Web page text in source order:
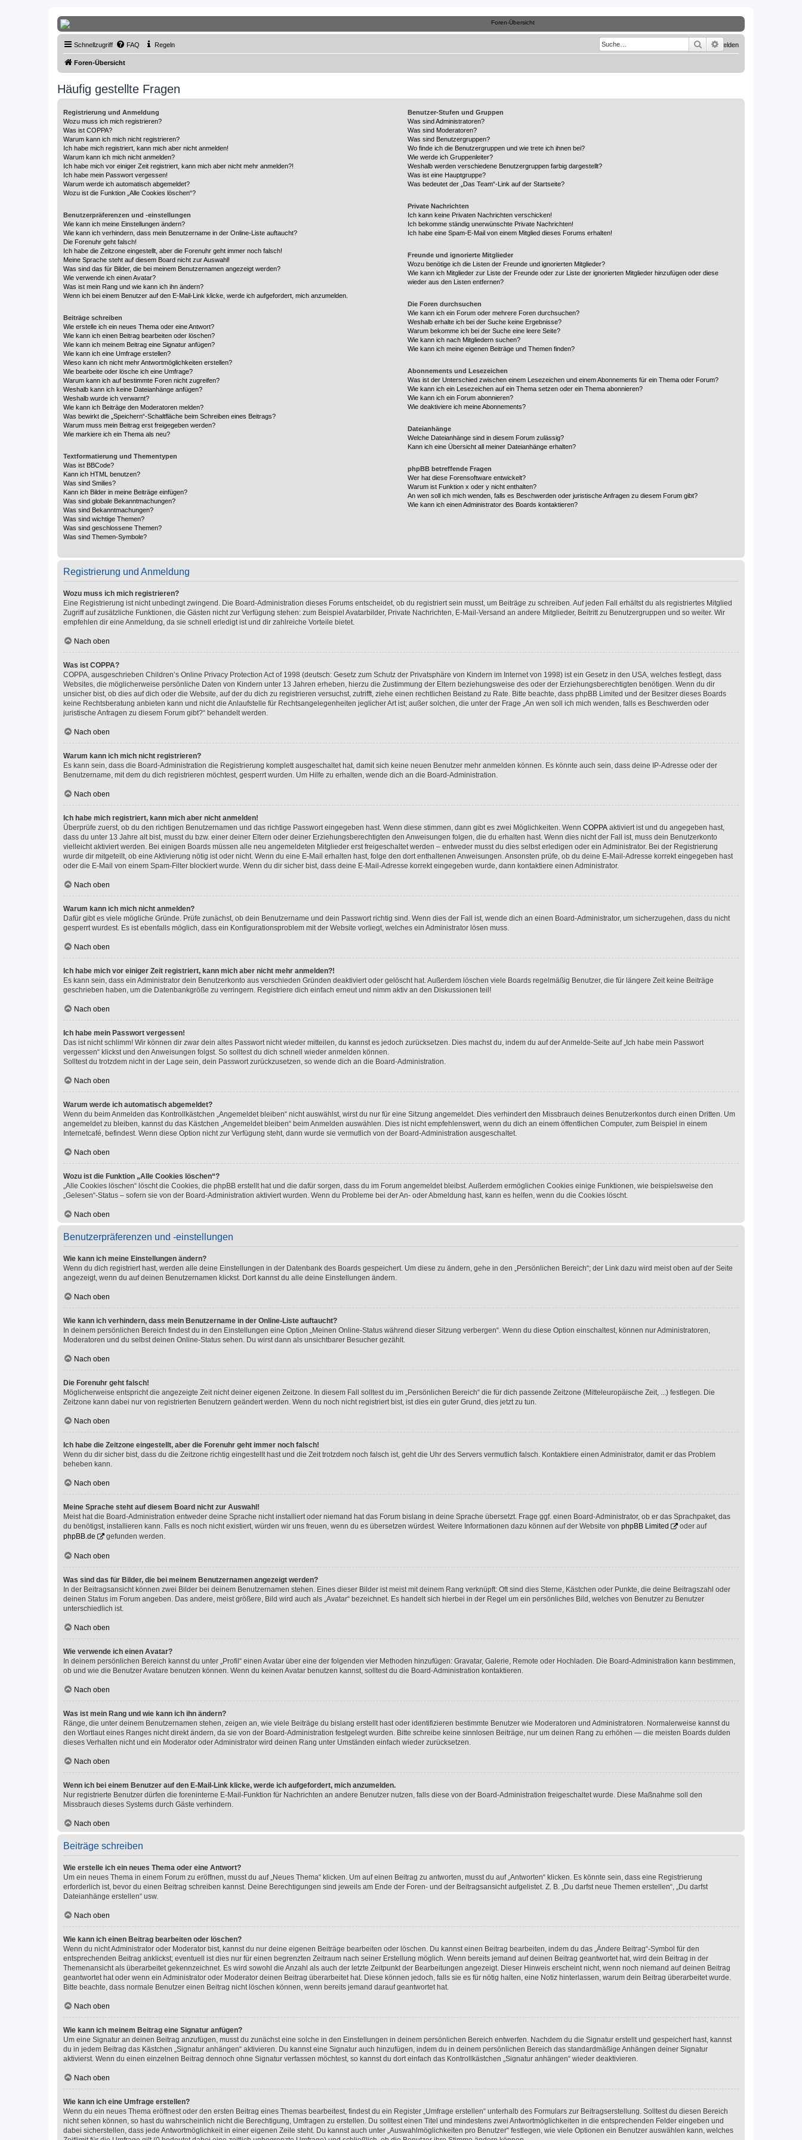
Suche Erweiterte Suche
Thailand & Isaan Forum - isaan-thai.ch
Das freundliche Forum über Thailand und den Isaan - von Membern für Member
Schnellzugriff FAQ Regeln Anmelden
Registrieren
Foren-Übersicht
Häufig gestellte Fragen
Registrierung und Anmeldung
Wozu muss ich mich registrieren?
Was ist COPPA?
Warum kann ich mich nicht registrieren?
Ich habe mich registriert, kann mich aber nicht anmelden!
Warum kann ich mich nicht anmelden?
Ich habe mich vor einiger Zeit registriert, kann mich aber nicht mehr anmelden?!
Ich habe mein Passwort vergessen!
Warum werde ich automatisch abgemeldet?
Wozu ist die Funktion „Alle Cookies löschen“?
Benutzerpräferenzen und -einstellungen
Wie kann ich meine Einstellungen ändern?
Wie kann ich verhindern, dass mein Benutzername in der Online-Liste auftaucht?
Die Forenuhr geht falsch!
Ich habe die Zeitzone eingestellt, aber die Forenuhr geht immer noch falsch!
Meine Sprache steht auf diesem Board nicht zur Auswahl!
Was sind das für Bilder, die bei meinem Benutzernamen angezeigt werden?
Wie verwende ich einen Avatar?
Was ist mein Rang und wie kann ich ihn ändern?
Wenn ich bei einem Benutzer auf den E-Mail-Link klicke, werde ich aufgefordert, mich anzumelden.
Beiträge schreiben
Wie erstelle ich ein neues Thema oder eine Antwort?
Wie kann ich einen Beitrag bearbeiten oder löschen?
Wie kann ich meinem Beitrag eine Signatur anfügen?
Wie kann ich eine Umfrage erstellen?
Wieso kann ich nicht mehr Antwortmöglichkeiten erstellen?
Wie bearbeite oder lösche ich eine Umfrage?
Warum kann ich auf bestimmte Foren nicht zugreifen?
Weshalb kann ich keine Dateianhänge anfügen?
Weshalb wurde ich verwarnt?
Wie kann ich Beiträge den Moderatoren melden?
Was bewirkt die „Speichern“-Schaltfläche beim Schreiben eines Beitrags?
Warum muss mein Beitrag erst freigegeben werden?
Wie markiere ich ein Thema als neu?
Textformatierung und Thementypen
Was ist BBCode?
Kann ich HTML benutzen?
Was sind Smilies?
Kann ich Bilder in meine Beiträge einfügen?
Was sind globale Bekanntmachungen?
Was sind Bekanntmachungen?
Was sind wichtige Themen?
Was sind geschlossene Themen?
Was sind Themen-Symbole?
Benutzer-Stufen und Gruppen
Was sind Administratoren?
Was sind Moderatoren?
Was sind Benutzergruppen?
Wo finde ich die Benutzergruppen und wie trete ich ihnen bei?
Wie werde ich Gruppenleiter?
Weshalb werden verschiedene Benutzergruppen farbig dargestellt?
Was ist eine Hauptgruppe?
Was bedeutet der „Das Team“-Link auf der Startseite?
Private Nachrichten
Ich kann keine Privaten Nachrichten verschicken!
Ich bekomme ständig unerwünschte Private Nachrichten!
Ich habe eine Spam-E-Mail von einem Mitglied dieses Forums erhalten!
Freunde und ignorierte Mitglieder
Wozu benötige ich die Listen der Freunde und ignorierten Mitglieder?
Wie kann ich Mitglieder zur Liste der Freunde oder zur Liste der ignorierten Mitglieder hinzufügen oder diese
wieder aus den Listen entfernen?
Die Foren durchsuchen
Wie kann ich ein Forum oder mehrere Foren durchsuchen?
Weshalb erhalte ich bei der Suche keine Ergebnisse?
Warum bekomme ich bei der Suche eine leere Seite?
Wie kann ich nach Mitgliedern suchen?
Wie kann ich meine eigenen Beiträge und Themen finden?
Abonnements und Lesezeichen
Was ist der Unterschied zwischen einem Lesezeichen und einem Abonnements für ein Thema oder Forum?
Wie kann ich ein Lesezeichen auf ein Thema setzen oder ein Thema abonnieren?
Wie kann ich ein Forum abonnieren?
Wie deaktiviere ich meine Abonnements?
Dateianhänge
Welche Dateianhänge sind in diesem Forum zulässig?
Kann ich eine Übersicht all meiner Dateianhänge erhalten?
phpBB betreffende Fragen
Wer hat diese Forensoftware entwickelt?
Warum ist Funktion x oder y nicht enthalten?
An wen soll ich mich wenden, falls es Beschwerden oder juristische Anfragen zu diesem Forum gibt?
Wie kann ich einen Administrator des Boards kontaktieren?
Registrierung und Anmeldung
Wozu muss ich mich registrieren?
Eine Registrierung ist nicht unbedingt zwingend. Die Board-Administration dieses Forums entscheidet, ob du registriert sein musst, um Beiträge zu schreiben. Auf jeden Fall erhältst du als registriertes Mitglied
Zugriff auf zusätzliche Funktionen, die Gästen nicht zur Verfügung stehen: zum Beispiel Avatarbilder, Private Nachrichten, E-Mail-Versand an andere Mitglieder, Beitritt zu Benutzergruppen und so weiter. Wir
empfehlen dir eine Anmeldung, da sie schnell erledigt ist und dir zahlreiche Vorteile bietet.
Nach oben
Was ist COPPA?
COPPA, ausgeschrieben Children’s Online Privacy Protection Act of 1998 (deutsch: Gesetz zum Schutz der Privatsphäre von Kindern im Internet von 1998) ist ein Gesetz in den USA, welches festlegt, dass
Websites, die möglicherweise persönliche Daten von Kindern unter 13 Jahren erheben, hierzu die Zustimmung der Eltern beziehungsweise des oder der Erziehungsberechtigten benötigen. Wenn du dir
unsicher bist, ob dies auf dich oder die Website, auf der du dich zu registrieren versuchst, zutrifft, ziehe einen rechtlichen Beistand zu Rate. Bitte beachte, dass phpBB Limited und der Besitzer dieses Boards
keine Rechtsberatung anbieten kann und nicht die Anlaufstelle für Rechtsangelegenheiten jeglicher Art ist; außer solchen, die unter der Frage „An wen soll ich mich wenden, falls es Beschwerden oder
juristische Anfragen zu diesem Forum gibt?“ behandelt werden.
Nach oben
Warum kann ich mich nicht registrieren?
Es kann sein, dass die Board-Administration die Registrierung komplett ausgeschaltet hat, damit sich keine neuen Benutzer mehr anmelden können. Es könnte auch sein, dass deine IP-Adresse oder der
Benutzername, mit dem du dich registrieren möchtest, gesperrt wurden. Um Hilfe zu erhalten, wende dich an die Board-Administration.
Nach oben
Ich habe mich registriert, kann mich aber nicht anmelden!
Überprüfe zuerst, ob du den richtigen Benutzernamen und das richtige Passwort eingegeben hast. Wenn diese stimmen, dann gibt es zwei Möglichkeiten. Wenn COPPA aktiviert ist und du angegeben hast,
dass du unter 13 Jahre alt bist, musst du bzw. einer deiner Eltern oder deiner Erziehungsberechtigten den Anweisungen folgen, die du erhalten hast. Wenn dies nicht der Fall ist, muss dein Benutzerkonto
vielleicht aktiviert werden. Bei einigen Boards müssen alle neu angemeldeten Mitglieder erst freigeschaltet werden – entweder musst du dies selbst erledigen oder ein Administrator. Bei der Registrierung
wurde dir mitgeteilt, ob eine Aktivierung nötig ist oder nicht. Wenn du eine E-Mail erhalten hast, folge den dort enthaltenen Anweisungen. Ansonsten prüfe, ob du deine E-Mail-Adresse korrekt eingegeben hast
oder die E-Mail von einem Spam-Filter blockiert wurde. Wenn du dir sicher bist, dass deine E-Mail-Adresse korrekt eingegeben wurde, dann kontaktiere einen Administrator.
Nach oben
Warum kann ich mich nicht anmelden?
Dafür gibt es viele mögliche Gründe. Prüfe zunächst, ob dein Benutzername und dein Passwort richtig sind. Wenn dies der Fall ist, wende dich an einen Board-Administrator, um sicherzugehen, dass du nicht
gesperrt wurdest. Es ist ebenfalls möglich, dass ein Konfigurationsproblem mit der Website vorliegt, welches ein Administrator lösen muss.
Nach oben
Ich habe mich vor einiger Zeit registriert, kann mich aber nicht mehr anmelden?!
Es kann sein, dass ein Administrator dein Benutzerkonto aus verschieden Gründen deaktiviert oder gelöscht hat. Außerdem löschen viele Boards regelmäßig Benutzer, die für längere Zeit keine Beiträge
geschrieben haben, um die Datenbankgröße zu verringern. Registriere dich einfach erneut und nimm aktiv an den Diskussionen teil!
Nach oben
Ich habe mein Passwort vergessen!
Das ist nicht schlimm! Wir können dir zwar dein altes Passwort nicht wieder mitteilen, du kannst es jedoch zurücksetzen. Dies machst du, indem du auf der Anmelde-Seite auf „Ich habe mein Passwort
vergessen“ klickst und den Anweisungen folgst. So solltest du dich schnell wieder anmelden können.
Solltest du trotzdem nicht in der Lage sein, dein Passwort zurückzusetzen, so wende dich an die Board-Administration.
Nach oben
Warum werde ich automatisch abgemeldet?
Wenn du beim Anmelden das Kontrollkästchen „Angemeldet bleiben“ nicht auswählst, wirst du nur für eine Sitzung angemeldet. Dies verhindert den Missbrauch deines Benutzerkontos durch einen Dritten. Um
angemeldet zu bleiben, kannst du das Kästchen „Angemeldet bleiben“ beim Anmelden auswählen. Dies ist nicht empfehlenswert, wenn du dich an einem öffentlichen Computer, zum Beispiel in einem
Internetcafé, befindest. Wenn diese Option nicht zur Verfügung steht, dann wurde sie vermutlich von der Board-Administration ausgeschaltet.
Nach oben
Wozu ist die Funktion „Alle Cookies löschen“?
„Alle Cookies löschen“ löscht die Cookies, die phpBB erstellt hat und die dafür sorgen, dass du im Forum angemeldet bleibst. Außerdem ermöglichen Cookies einige Funktionen, wie beispielsweise den
„Gelesen“-Status – sofern sie von der Board-Administration aktiviert wurden. Wenn du Probleme bei der An- oder Abmeldung hast, kann es helfen, wenn du die Cookies löscht.
Nach oben
Benutzerpräferenzen und -einstellungen
Wie kann ich meine Einstellungen ändern?
Wenn du dich registriert hast, werden alle deine Einstellungen in der Datenbank des Boards gespeichert. Um diese zu ändern, gehe in den „Persönlichen Bereich“; der Link dazu wird meist oben auf der Seite
angezeigt, wenn du auf deinen Benutzernamen klickst. Dort kannst du alle deine Einstellungen ändern.
Nach oben
Wie kann ich verhindern, dass mein Benutzername in der Online-Liste auftaucht?
In deinem persönlichen Bereich findest du in den Einstellungen eine Option „Meinen Online-Status während dieser Sitzung verbergen“. Wenn du diese Option einschaltest, können nur Administratoren,
Moderatoren und du selbst deinen Online-Status sehen. Du wirst dann als unsichtbarer Besucher gezählt.
Nach oben
Die Forenuhr geht falsch!
Möglicherweise entspricht die angezeigte Zeit nicht deiner eigenen Zeitzone. In diesem Fall solltest du im „Persönlichen Bereich“ die für dich passende Zeitzone (Mitteleuropäische Zeit, ...) festlegen. Die
Zeitzone kann dabei nur von registrierten Benutzern geändert werden. Wenn du noch nicht registriert bist, ist dies ein guter Grund, dies jetzt zu tun.
Nach oben
Ich habe die Zeitzone eingestellt, aber die Forenuhr geht immer noch falsch!
Wenn du dir sicher bist, dass du die Zeitzone richtig eingestellt hast und die Zeit trotzdem noch falsch ist, geht die Uhr des Servers vermutlich falsch. Kontaktiere einen Administrator, damit er das Problem
beheben kann.
Nach oben
Meine Sprache steht auf diesem Board nicht zur Auswahl!
Meist hat die Board-Administration entweder deine Sprache nicht installiert oder niemand hat das Forum bislang in deine Sprache übersetzt. Frage ggf. einen Board-Administrator, ob er das Sprachpaket, das
du benötigst, installieren kann. Falls es noch nicht existiert, würden wir uns freuen, wenn du es übersetzen würdest. Weitere Informationen dazu können auf der Website von phpBB Limited
oder auf
phpBB.de
gefunden werden.
Nach oben
Was sind das für Bilder, die bei meinem Benutzernamen angezeigt werden?
In der Beitragsansicht können zwei Bilder bei deinem Benutzernamen stehen. Eines dieser Bilder ist meist mit deinem Rang verknüpft: Oft sind dies Sterne, Kästchen oder Punkte, die deine Beitragszahl oder
deinen Status im Forum angeben. Das andere, meist größere, Bild wird auch als „Avatar“ bezeichnet. Es handelt sich hierbei in der Regel um ein persönliches Bild, welches von Benutzer zu Benutzer
unterschiedlich ist.
Nach oben
Wie verwende ich einen Avatar?
In deinem persönlichen Bereich kannst du unter „Profil“ einen Avatar über eine der folgenden vier Methoden hinzufügen: Gravatar, Galerie, Remote oder Hochladen. Die Board-Administration kann bestimmen,
ob und wie die Benutzer Avatare benutzen können. Wenn du keinen Avatar benutzen kannst, solltest du die Board-Administration kontaktieren.
Nach oben
Was ist mein Rang und wie kann ich ihn ändern?
Ränge, die unter deinem Benutzernamen stehen, zeigen an, wie viele Beiträge du bislang erstellt hast oder identifizieren bestimmte Benutzer wie Moderatoren und Administratoren. Normalerweise kannst du
den Wortlaut eines Ranges nicht direkt ändern, da sie von der Board-Administration festgelegt wurden. Bitte schreibe keine sinnlosen Beiträge, nur um deinen Rang zu erhöhen — die meisten Boards dulden
dieses Verhalten nicht und ein Moderator oder Administrator wird deinen Rang unter Umständen einfach wieder zurücksetzen.
Nach oben
Wenn ich bei einem Benutzer auf den E-Mail-Link klicke, werde ich aufgefordert, mich anzumelden.
Nur registrierte Benutzer dürfen die foreninterne E-Mail-Funktion für Nachrichten an andere Benutzer nutzen, falls diese von der Board-Administration freigeschaltet wurde. Diese Maßnahme soll den
Missbrauch dieses Systems durch Gäste verhindern.
Nach oben
Beiträge schreiben
Wie erstelle ich ein neues Thema oder eine Antwort?
Um ein neues Thema in einem Forum zu eröffnen, musst du auf „Neues Thema“ klicken. Um auf einen Beitrag zu antworten, musst du auf „Antworten“ klicken. Es könnte sein, dass eine Registrierung
erforderlich ist, bevor du einen Beitrag schreiben kannst. Deine Berechtigungen sind jeweils am Ende der Foren- und der Beitragsansicht aufgelistet. Z. B. „Du darfst neue Themen erstellen“, „Du darfst
Dateianhänge erstellen“ usw.
Nach oben
Wie kann ich einen Beitrag bearbeiten oder löschen?
Wenn du nicht Administrator oder Moderator bist, kannst du nur deine eigenen Beiträge bearbeiten oder löschen. Du kannst einen Beitrag bearbeiten, indem du das „Ändere Beitrag“-Symbol für den
entsprechenden Beitrag anklickst; eventuell ist dies nur für einen begrenzten Zeitraum nach seiner Erstellung möglich. Wenn bereits jemand auf deinen Beitrag geantwortet hat, wird dein Beitrag in der
Themenansicht als überarbeitet gekennzeichnet. Es wird sowohl die Anzahl als auch der letzte Zeitpunkt der Bearbeitungen angezeigt. Dieser Hinweis erscheint nicht, wenn noch niemand auf deinen Beitrag
geantwortet hat oder wenn ein Administrator oder Moderator deinen Beitrag überarbeitet hat. Diese können jedoch, falls sie es für nötig halten, eine Notiz hinterlassen, warum dein Beitrag überarbeitet wurde.
Bitte beachte, dass normale Benutzer einen Beitrag nicht löschen können, wenn bereits jemand darauf geantwortet hat.
Nach oben
Wie kann ich meinem Beitrag eine Signatur anfügen?
Um eine Signatur an deinen Beitrag anzufügen, musst du zunächst eine solche in den Einstellungen in deinem persönlichen Bereich entwerfen. Nachdem du die Signatur erstellt und gespeichert hast, kannst
du in jedem Beitrag das Kästchen „Signatur anhängen“ aktivieren. Du kannst eine Signatur auch hinzufügen, indem du in deinem persönlichen Bereich das standardmäßige Anhängen deiner Signatur
aktivierst. Wenn du einen einzelnen Beitrag dennoch ohne Signatur verfassen möchtest, so kannst du dort einfach das Kontrollkästchen „Signatur anhängen“ wieder deaktivieren.
Nach oben
Wie kann ich eine Umfrage erstellen?
Wenn du ein neues Thema eröffnest oder den ersten Beitrag eines Themas bearbeitest, findest du ein Register „Umfrage erstellen“ unterhalb des Formulars zur Beitragserstellung. Solltest du diesen Bereich
nicht sehen können, so hast du wahrscheinlich nicht die Berechtigung, Umfragen zu erstellen. Du solltest einen Titel und mindestens zwei Antwortmöglichkeiten in die entsprechenden Felder eingeben und
dabei sicherstellen, dass jede Antwortmöglichkeit in einer eigenen Zeile steht. Du kannst auch unter „Auswahlmöglichkeiten pro Benutzer“ festlegen, wie viele Optionen ein Benutzer auswählen kann, welches